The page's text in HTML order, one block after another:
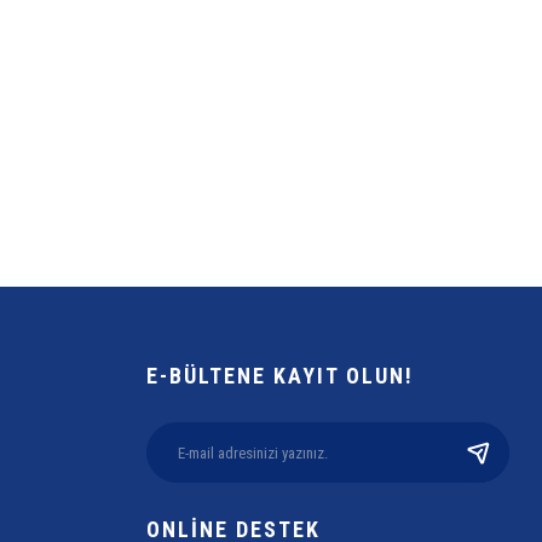
E-BÜLTENE KAYIT OLUN!
ONLİNE DESTEK